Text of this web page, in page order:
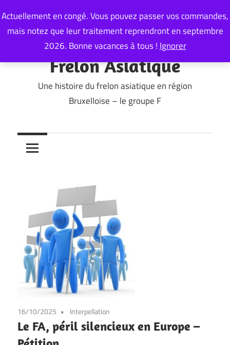
Actuellement en congé. Vous pouvez passer vos commandes,
mais notez que leur traitement reprendront en septembre
2026. Bonne vacances à tous ! Ignorer
to
content
Frelon Asiatique
Une histoire du frelon asiatique en région
Bruxelloise – le groupe F
16/10/2025 Interpellation
Le FA, péril silencieux en Europe –